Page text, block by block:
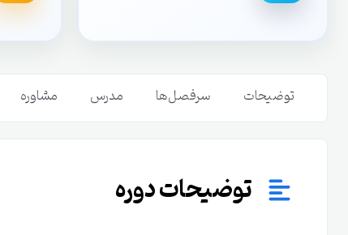
توضیحات سرفصل‌ها مدرس مشاوره
توضیحات دوره